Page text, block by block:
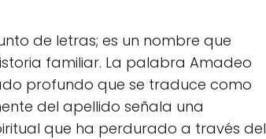
de letras; es un nombre que
familiar. La palabra Amadeo
profundo que se traduce como
del apellido señala una
que ha perdurado a través del